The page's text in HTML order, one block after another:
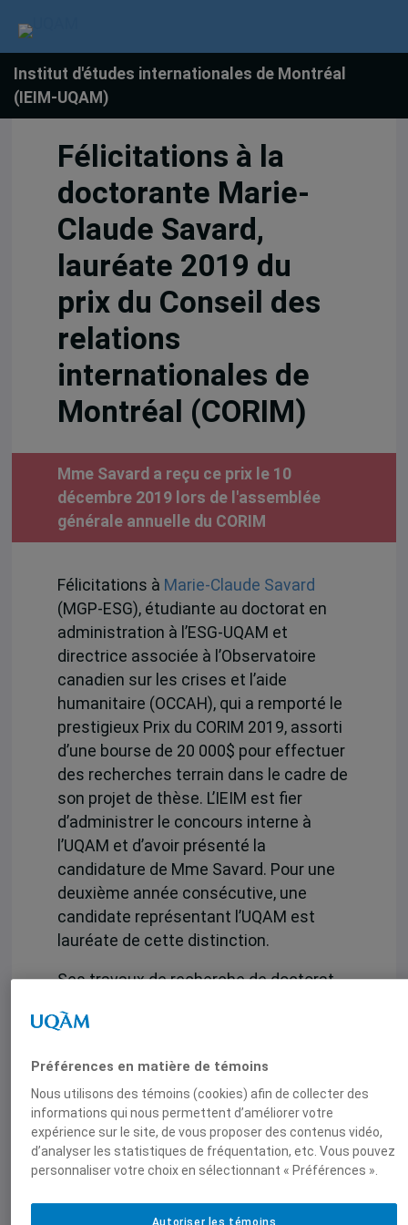
Institut d'études internationales de Montréal
(IEIM-UQAM)
Félicitations à la
doctorante Marie-
Claude Savard,
lauréate 2019 du
prix du Conseil des
relations
internationales de
Montréal (CORIM)
Mme Savard a reçu ce prix le 10
décembre 2019 lors de l'assemblée
générale annuelle du CORIM
Félicitations à Marie-Claude Savard
(MGP-ESG), étudiante au doctorat en
administration à l’ESG-UQAM et
directrice associée à l’Observatoire
canadien sur les crises et l’aide
humanitaire (OCCAH), qui a remporté le
prestigieux Prix du CORIM 2019, assorti
d’une bourse de 20 000$ pour effectuer
des recherches terrain dans le cadre de
son projet de thèse. L’IEIM est fier
d’administrer le concours interne à
l’UQAM et d’avoir présenté la
candidature de Mme Savard. Pour une
deuxième année consécutive, une
candidate représentant l’UQAM est
lauréate de cette distinction.
Ses travaux de recherche de doctorat
gestion occidentales sur les
d’aide internationale, notamment sur
les enjeux de résistance.
Le prix a été remis par Pierre-Marc
Johnson, ancien Premier ministre du
CORIM, Pierre Lemonde, président-
Préférences en matière de témoins
Nous utilisons des témoins (cookies) afin de collecter des
informations qui nous permettent d’améliorer votre
expérience sur le site, de vous proposer des contenus vidéo,
d’analyser les statistiques de fréquentation, etc. Vous pouvez
personnaliser votre choix en sélectionnant « Préférences ».